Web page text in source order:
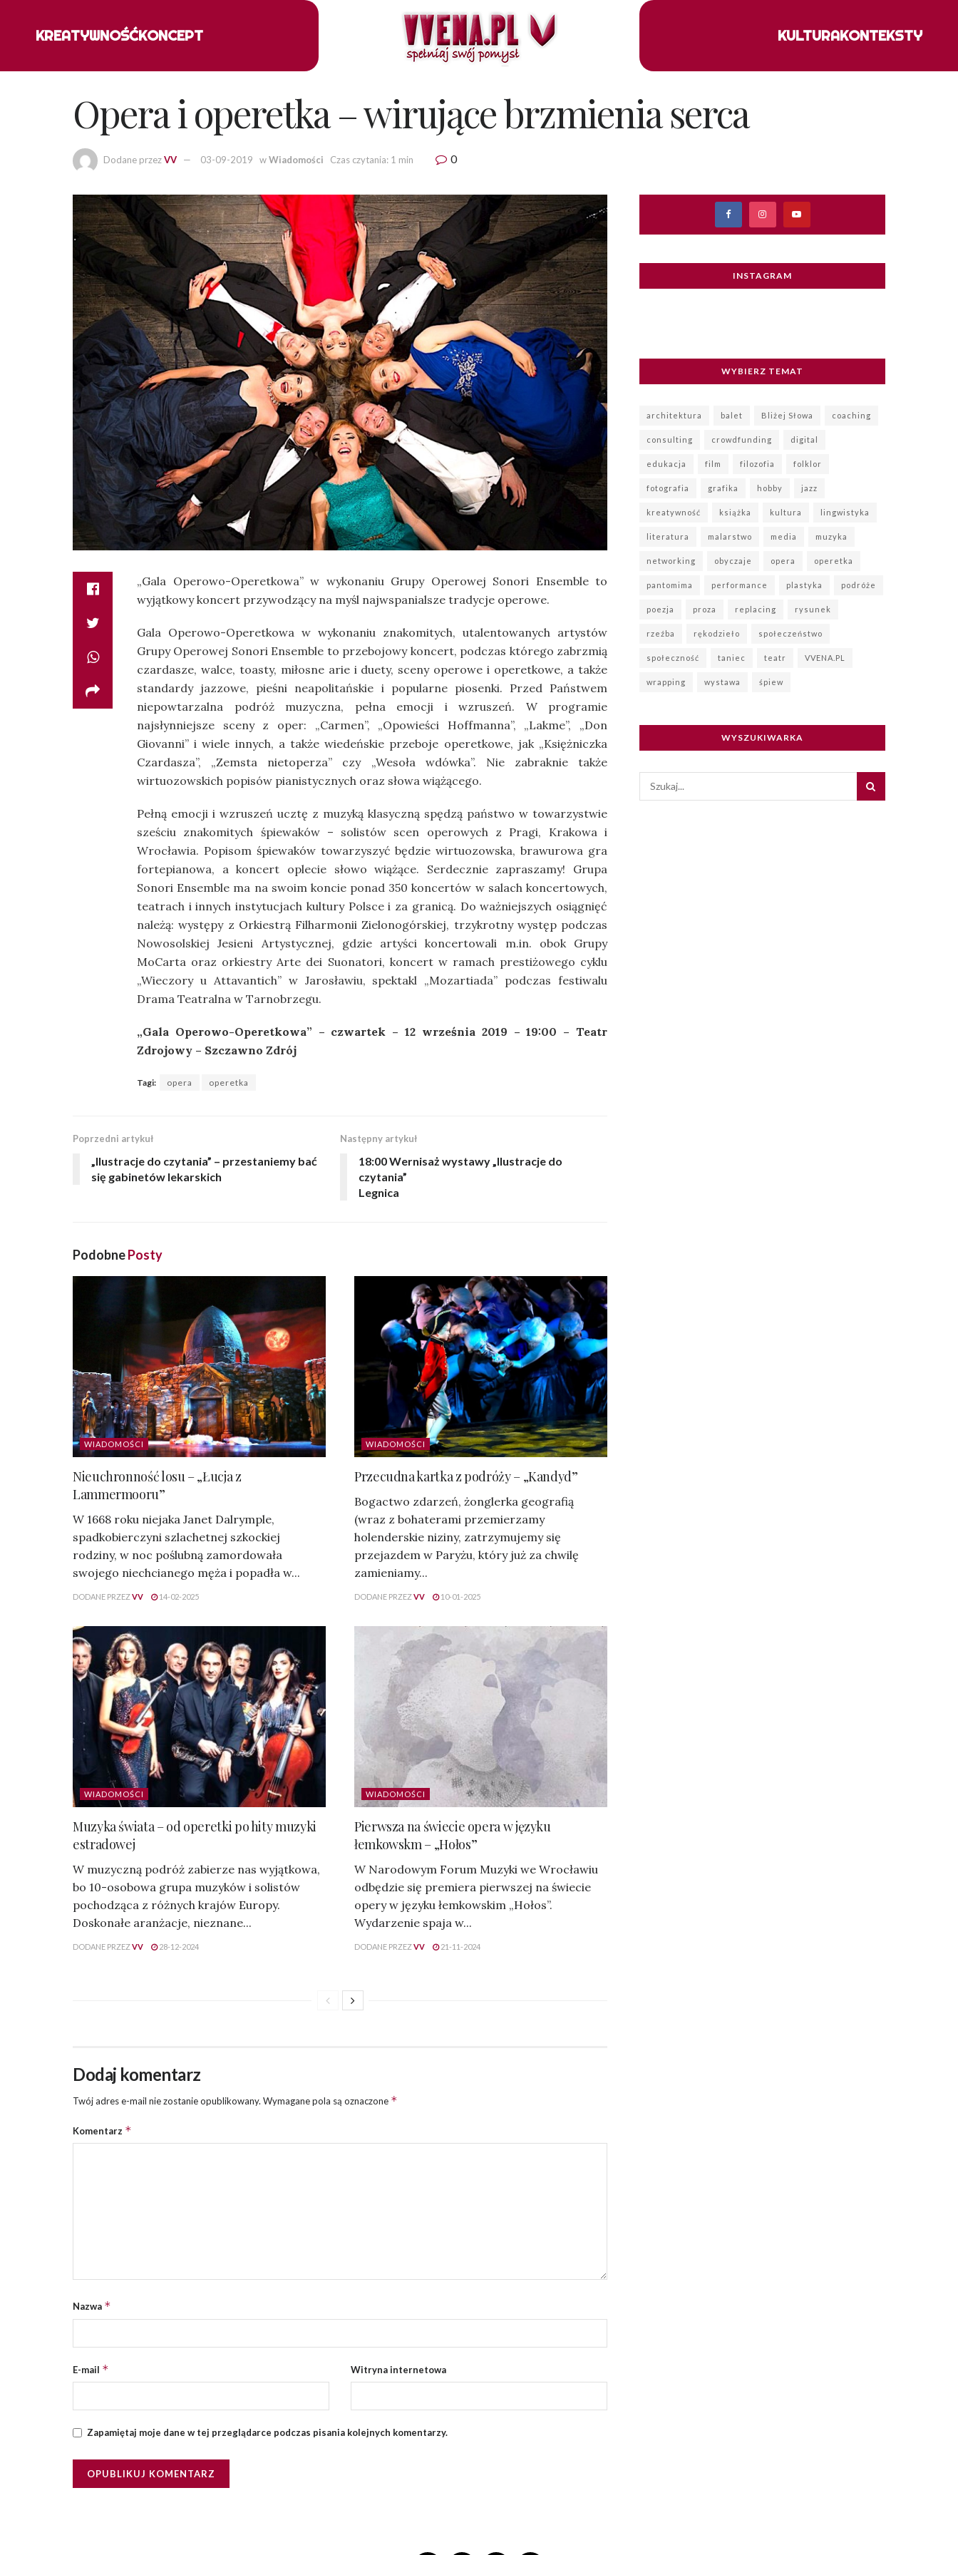
KREATYWNOŚĆKONCEPT KULTURAKONTEKSTY
Opera i operetka – wirujące brzmienia serca
Dodane przezVV 03-09-2019 wWiadomości Czas czytania: 1 min 0
„Gala Operowo-Operetkowa” w wykonaniu Grupy Operowej Sonori Ensemble to
wyjątkowy koncert przywodzący na myśl najwspanialsze tradycje operowe.
Gala Operowo-Operetkowa w wykonaniu znakomitych, utalentowanych artystów
Grupy Operowej Sonori Ensemble to przebojowy koncert, podczas którego zabrzmią
czardasze, walce, toasty, miłosne arie i duety, sceny operowe i operetkowe, a także
standardy jazzowe, pieśni neapolitańskie i popularne piosenki. Przed Państwem
niepowtarzalna podróż muzyczna, pełna emocji i wzruszeń. W programie
najsłynniejsze sceny z oper: „Carmen”, „Opowieści Hoffmanna”, „Lakme”, „Don
Giovanni” i wiele innych, a także wiedeńskie przeboje operetkowe, jak „Księżniczka
Czardasza”, „Zemsta nietoperza” czy „Wesoła wdówka”. Nie zabraknie także
wirtuozowskich popisów pianistycznych oraz słowa wiążącego.
Pełną emocji i wzruszeń ucztę z muzyką klasyczną spędzą państwo w towarzystwie
sześciu znakomitych śpiewaków – solistów scen operowych z Pragi, Krakowa i
Wrocławia. Popisom śpiewaków towarzyszyć będzie wirtuozowska, brawurowa gra
fortepianowa, a koncert oplecie słowo wiążące. Serdecznie zapraszamy! Grupa
Sonori Ensemble ma na swoim koncie ponad 350 koncertów w salach koncertowych,
teatrach i innych instytucjach kultury Polsce i za granicą. Do ważniejszych osiągnięć
należą: występy z Orkiestrą Filharmonii Zielonogórskiej, trzykrotny występ podczas
Nowosolskiej Jesieni Artystycznej, gdzie artyści koncertowali m.in. obok Grupy
MoCarta oraz orkiestry Arte dei Suonatori, koncert w ramach prestiżowego cyklu
„Wieczory u Attavantich” w Jarosławiu, spektakl „Mozartiada” podczas festiwalu
Drama Teatralna w Tarnobrzegu.
„Gala Operowo-Operetkowa” – czwartek – 12 września 2019 – 19:00 – Teatr
Zdrojowy – Szczawno Zdrój
Tagi: opera operetka
Poprzedni artykuł
„Ilustracje do czytania” – przestaniemy bać
się gabinetów lekarskich
Następny artykuł
18:00 Wernisaż wystawy „Ilustracje do
czytania”
Legnica
PodobnePosty
WIADOMOŚCI
Nieuchronność losu – „Łucja z
Lammermooru”
W 1668 roku niejaka Janet Dalrymple,
spadkobierczyni szlachetnej szkockiej
rodziny, w noc poślubną zamordowała
swojego niechcianego męża i popadła w...
DODANE PRZEZVV 14-02-2025
WIADOMOŚCI
Przecudna kartka z podróży – „Kandyd”
Bogactwo zdarzeń, żonglerka geografią
(wraz z bohaterami przemierzamy
holenderskie niziny, zatrzymujemy się
przejazdem w Paryżu, który już za chwilę
zamieniamy...
DODANE PRZEZVV 10-01-2025
WIADOMOŚCI
Muzyka świata – od operetki po hity muzyki
estradowej
W muzyczną podróż zabierze nas wyjątkowa,
bo 10-osobowa grupa muzyków i solistów
pochodząca z różnych krajów Europy.
Doskonałe aranżacje, nieznane...
DODANE PRZEZVV 28-12-2024
WIADOMOŚCI
Pierwsza na świecie opera w języku
łemkowskm – „Hołos”
W Narodowym Forum Muzyki we Wrocławiu
odbędzie się premiera pierwszej na świecie
opery w języku łemkowskim „Hołos”.
Wydarzenie spaja w...
DODANE PRZEZVV 21-11-2024
Dodaj komentarz
Twój adres e-mail nie zostanie opublikowany. Wymagane pola są oznaczone *
Komentarz *
Nazwa *
E-mail * Witryna internetowa
Zapamiętaj moje dane w tej przeglądarce podczas pisania kolejnych komentarzy.
INSTAGRAM
WYBIERZ TEMAT
architektura balet Bliżej Słowa coaching
consulting crowdfunding digital
edukacja film filozofia folklor
fotografia grafika hobby jazz
kreatywność książka kultura lingwistyka
literatura malarstwo media muzyka
networking obyczaje opera operetka
pantomima performance plastyka podróże
poezja proza replacing rysunek
rzeźba rękodzieło społeczeństwo
społeczność taniec teatr VVENA.PL
wrapping wystawa śpiew
WYSZUKIWARKA